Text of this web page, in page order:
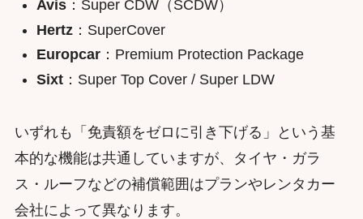
Avis：Super CDW（SCDW）
Hertz：SuperCover
Europcar：Premium Protection Package
Sixt：Super Top Cover / Super LDW
いずれも「免責額をゼロに引き下げる」という基
本的な機能は共通していますが、タイヤ・ガラ
ス・ルーフなどの補償範囲はプランやレンタカー
会社によって異なります。